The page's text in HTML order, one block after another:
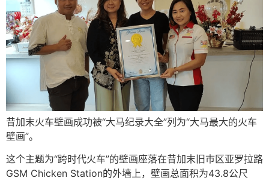
昔加末火车壁画成功被“大马纪录大全”列为“大马最大的火车
壁画”。
这个主题为“跨时代火车”的壁画座落在昔加末旧巿区亚罗拉路
GSM Chicken Station的外墙上，壁画总面积为43.8公尺